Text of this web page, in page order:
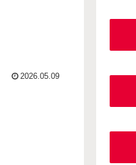
2026.05.09